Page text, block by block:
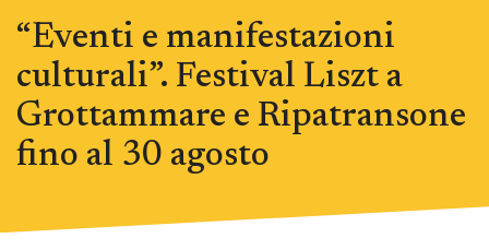
“Eventi e manifestazioni
culturali”. Festival Liszt a
Grottammare e Ripatransone
fino al 30 agosto